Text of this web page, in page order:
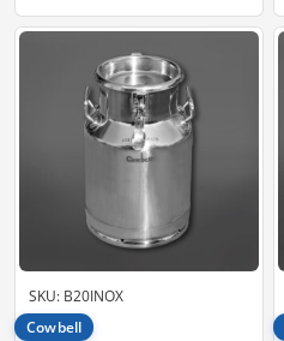
SKU: B20INOX
Cowbell